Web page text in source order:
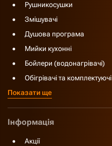
Рушникосушки
Змішувачі
Душова програма
Мийки кухонні
Бойлери (водонагрівачі)
Обігрівачі та комплектуючі
Показати ще
Інформація
Акції